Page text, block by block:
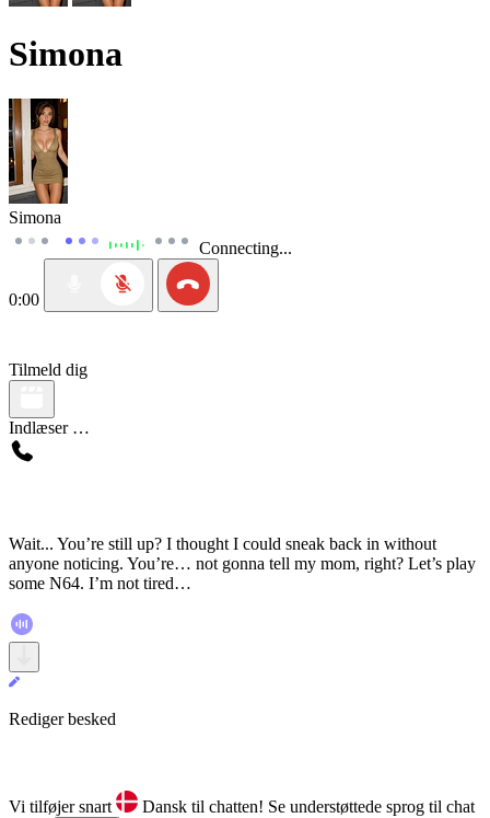
Simona
Simona
Connecting...
0:00
Tilmeld dig
Indlæser …
Wait... You’re still up? I thought I could sneak back in without
anyone noticing. You’re… not gonna tell my mom, right? Let’s play
some N64. I’m not tired…
Rediger besked
Vi tilføjer snart Dansk til chatten! Se understøttede sprog til chat